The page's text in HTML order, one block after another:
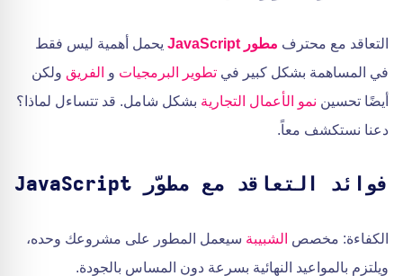
التعاقد مع محترف مطور JavaScript
يحمل أهمية ليس فقط
في المساهمة بشكل كبير في تطوير البرمجيات و الفريق ولكن
أيضًا تحسين نمو الأعمال التجارية بشكل شامل. قد تتساءل لماذا؟
دعنا نستكشف معاً.
فوائد التعاقد مع مطوّر JavaScript
الكفاءة: مخصص الشبيبة سيعمل المطور على مشروعك وحده،
ويلتزم بالمواعيد النهائية بسرعة دون المساس بالجودة.